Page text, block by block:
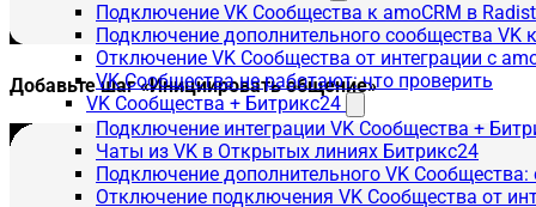
Подключение VK Сообщества к amoCRM в
Подключение дополнительного сообщества VK
Отключение VK Сообщества от интеграции с
VK Сообщества не работают: что проверить
VK Сообщества + Битрикс24
Подключение интеграции VK Сообщества +
Чаты из VK в Открытых линиях Битрикс24
Подключение дополнительного VK
Отключение подключения VK Сообщества от
Добавьте шаг «Инициировать общение»